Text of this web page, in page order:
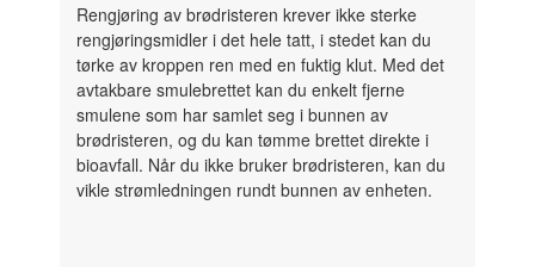
Rengjøring av brødristeren krever ikke sterke
rengjøringsmidler i det hele tatt, i stedet kan du
tørke av kroppen ren med en fuktig klut. Med det
avtakbare smulebrettet kan du enkelt fjerne
smulene som har samlet seg i bunnen av
brødristeren, og du kan tømme brettet direkte i
bioavfall. Når du ikke bruker brødristeren, kan du
vikle strømledningen rundt bunnen av enheten.